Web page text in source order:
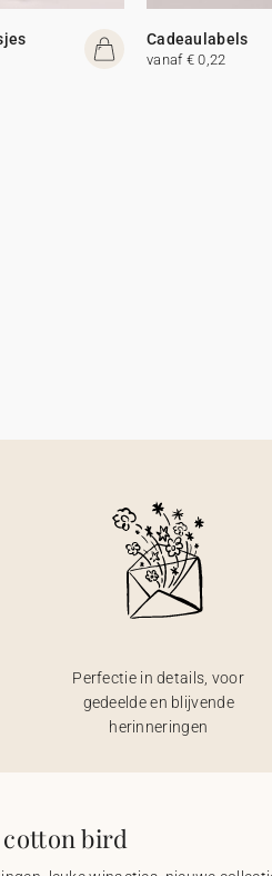
Cadeaulabels
vanaf € 0,22
Perfectie in details, voor
gedeelde en blijvende
herinneringen
bird